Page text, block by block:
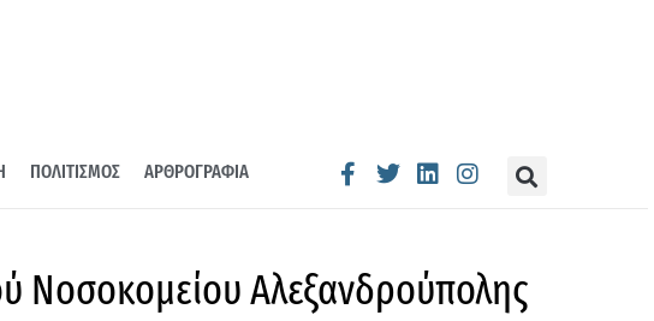
ΠΟΛΙΤΙΣΜΟΣ ΑΡΘΡΟΓΡΑΦΙΑ
Νοσοκομείου Αλεξανδρούπολης